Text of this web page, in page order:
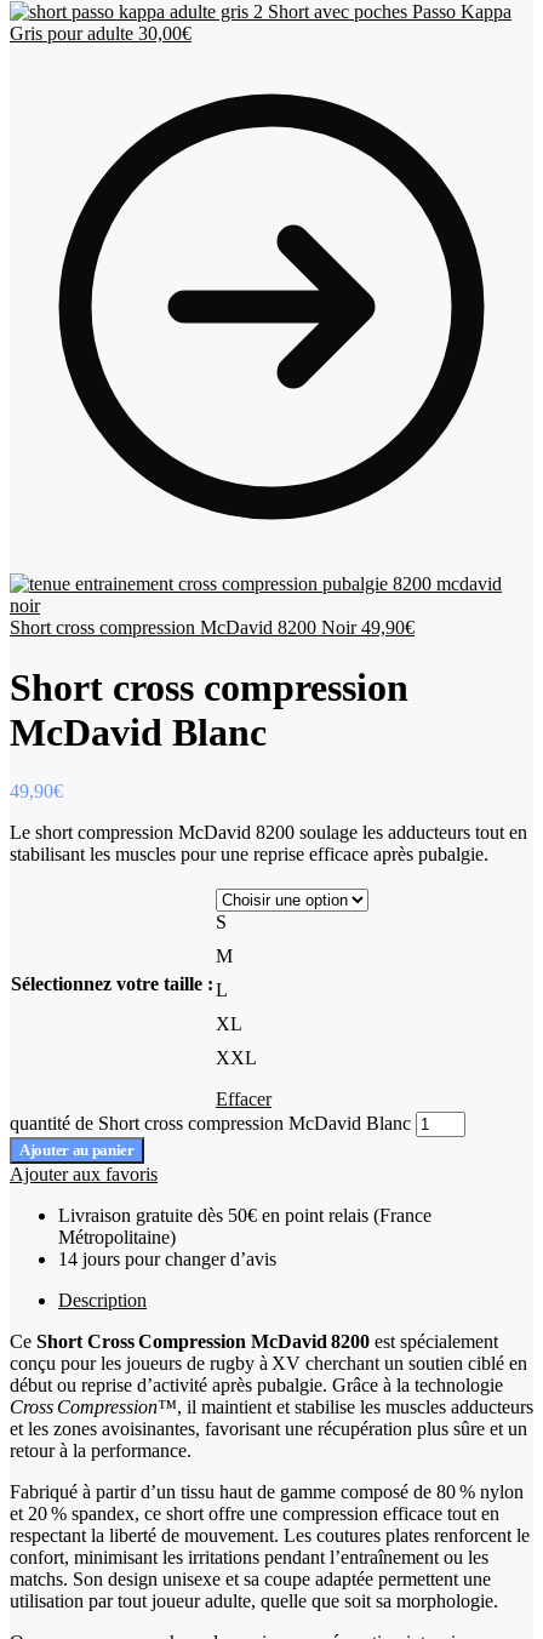
Short avec poches Passo Kappa
Gris pour adulte 30,00€
Short cross compression McDavid 8200 Noir 49,90€
Short cross compression
McDavid Blanc
49,90€
Le short compression McDavid 8200 soulage les adducteurs tout en
stabilisant les muscles pour une reprise efficace après pubalgie.
Sélectionnez votre taille :
S
M
L
XL
XXL
Effacer
quantité de Short cross compression McDavid Blanc
Ajouter au panier
Ajouter aux favoris
Livraison gratuite dès 50€ en point relais (France
Métropolitaine)
14 jours pour changer d’avis
Description
Ce Short Cross Compression McDavid 8200 est spécialement
conçu pour les joueurs de rugby à XV cherchant un soutien ciblé en
début ou reprise d’activité après pubalgie. Grâce à la technologie
Cross Compression™, il maintient et stabilise les muscles adducteurs
et les zones avoisinantes, favorisant une récupération plus sûre et un
retour à la performance.
Fabriqué à partir d’un tissu haut de gamme composé de 80 % nylon
et 20 % spandex, ce short offre une compression efficace tout en
respectant la liberté de mouvement. Les coutures plates renforcent le
confort, minimisant les irritations pendant l’entraînement ou les
matchs. Son design unisexe et sa coupe adaptée permettent une
utilisation par tout joueur adulte, quelle que soit sa morphologie.